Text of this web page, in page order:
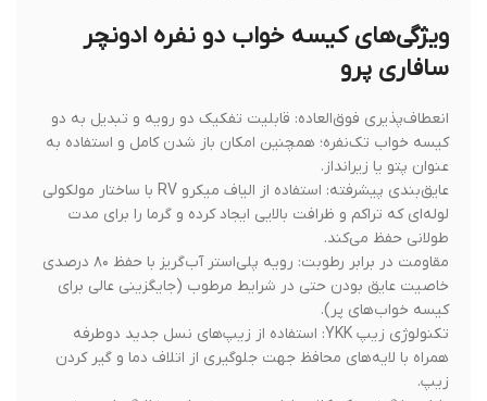
ویژگی‌های کیسه خواب دو نفره ادونچر
سافاری پرو
انعطاف‌پذیری فوق‌العاده: قابلیت تفکیک دو رویه و تبدیل به دو
کیسه خواب تک‌نفره؛ همچنین امکان باز شدن کامل و استفاده به
عنوان پتو یا زیرانداز.
عایق‌بندی پیشرفته: استفاده از الیاف میکرو RV با ساختار مولکولی
لوله‌ای که تراکم و ظرافت بالایی ایجاد کرده و گرما را برای مدت
طولانی حفظ می‌کند.
مقاومت در برابر رطوبت: رویه پلی‌استر آب‌گریز با حفظ ۸۰ درصدی
خاصیت عایق بودن حتی در شرایط مرطوب (جایگزینی عالی برای
کیسه خواب‌های پر).
تکنولوژی زیپ YKK: استفاده از زیپ‌های نسل جدید دوطرفه
همراه با لایه‌های محافظ جهت جلوگیری از اتلاف دما و گیر کردن